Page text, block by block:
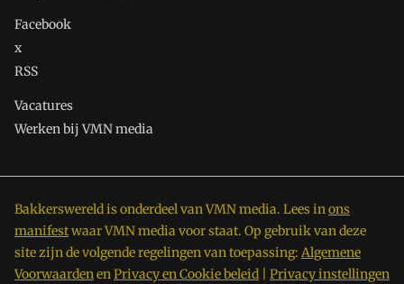
Facebook
x
RSS
Vacatures
Werken bij VMN media
Bakkerswereld is onderdeel van VMN media. Lees inons
manifestwaar VMN media voor staat. Op gebruik van deze
site zijn de volgende regelingen van toepassing: Algemene
VoorwaardenenPrivacy en Cookie beleid Privacy instellingen